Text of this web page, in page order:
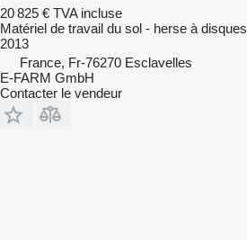
20 825 € TVA incluse
Matériel de travail du sol - herse à disques
2013
France, Fr-76270 Esclavelles
E-FARM GmbH
Contacter le vendeur